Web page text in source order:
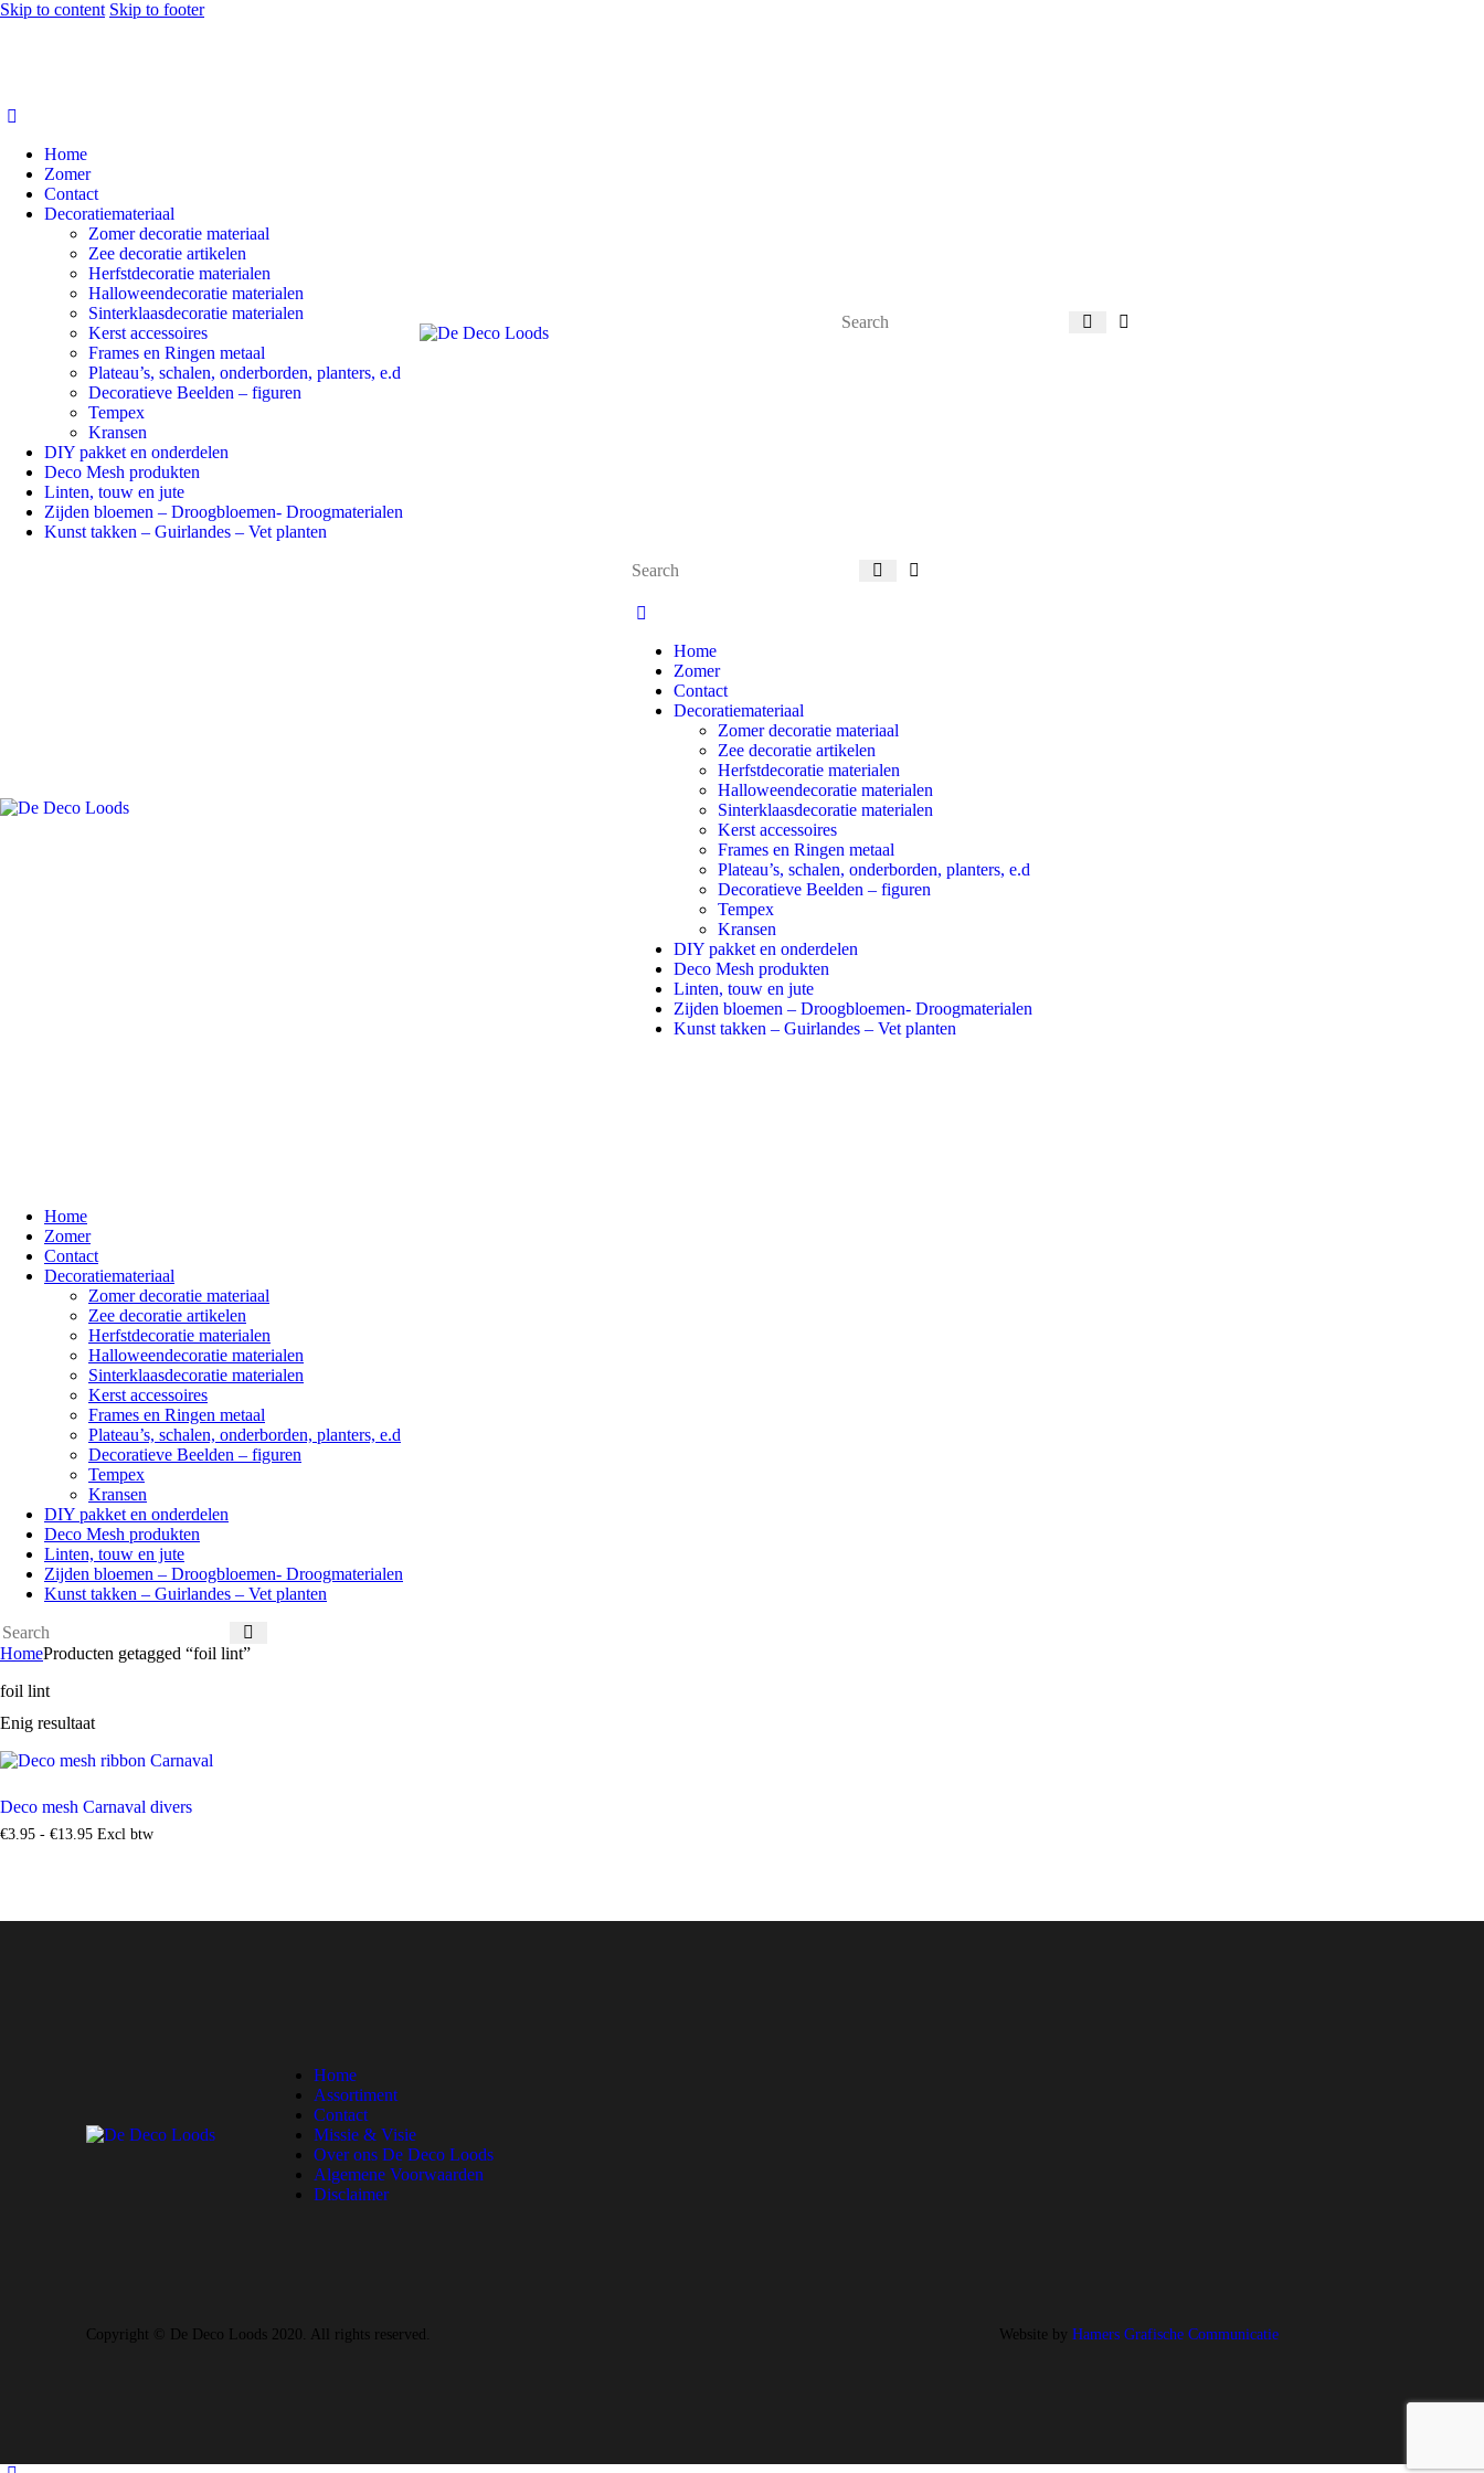
Skip to content Skip to footer
Home
Zomer
Contact
Decoratiemateriaal
Zomer decoratie materiaal
Zee decoratie artikelen
Herfstdecoratie materialen
Halloweendecoratie materialen
Sinterklaasdecoratie materialen
Kerst accessoires
Frames en Ringen metaal
Plateau’s, schalen, onderborden, planters, e.d
Decoratieve Beelden – figuren
Tempex
Kransen
DIY pakket en onderdelen
Deco Mesh produkten
Linten, touw en jute
Zijden bloemen – Droogbloemen- Droogmaterialen
Kunst takken – Guirlandes – Vet planten
Home
Zomer
Contact
Decoratiemateriaal
Zomer decoratie materiaal
Zee decoratie artikelen
Herfstdecoratie materialen
Halloweendecoratie materialen
Sinterklaasdecoratie materialen
Kerst accessoires
Frames en Ringen metaal
Plateau’s, schalen, onderborden, planters, e.d
Decoratieve Beelden – figuren
Tempex
Kransen
DIY pakket en onderdelen
Deco Mesh produkten
Linten, touw en jute
Zijden bloemen – Droogbloemen- Droogmaterialen
Kunst takken – Guirlandes – Vet planten
Home
Zomer
Contact
Decoratiemateriaal
Zomer decoratie materiaal
Zee decoratie artikelen
Herfstdecoratie materialen
Halloweendecoratie materialen
Sinterklaasdecoratie materialen
Kerst accessoires
Frames en Ringen metaal
Plateau’s, schalen, onderborden, planters, e.d
Decoratieve Beelden – figuren
Tempex
Kransen
DIY pakket en onderdelen
Deco Mesh produkten
Linten, touw en jute
Zijden bloemen – Droogbloemen- Droogmaterialen
Kunst takken – Guirlandes – Vet planten
HomeProducten getagged “foil lint”
foil lint
Enig resultaat
Deco mesh Carnaval divers
€3 95 - €13 95 Excl btw
Home
Assortiment
Contact
Missie & Visie
Over ons De Deco Loods
Algemene Voorwaarden
Disclaimer
Copyright © De Deco Loods 2020. All rights reserved. Website by Hamers Grafische Communicatie